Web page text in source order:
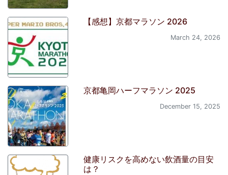
【感想】京都マラソン 2026
March 24, 2026
京都亀岡ハーフマラソン 2025
December 15, 2025
健康リスクを高めない飲酒量の目安
は？